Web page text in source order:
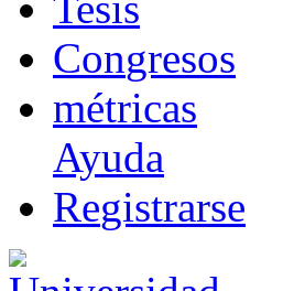
Congresos
métricas
Ayuda
Registrarse